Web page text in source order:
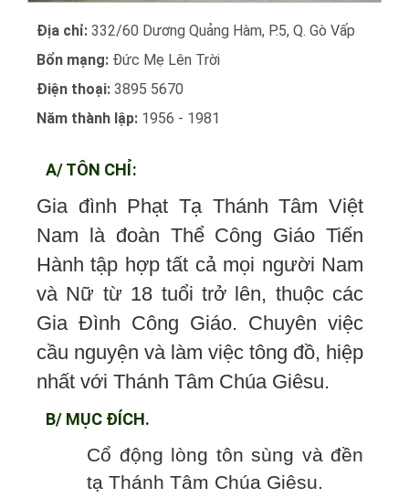
Địa chỉ: 332/60 Dương Quảng Hàm, P.5, Q. Gò Vấp
Bổn mạng: Đức Mẹ Lên Trời
Điện thoại: 3895 5670
Năm thành lập: 1956 - 1981
A/ TÔN CHỈ:
Gia đình Phạt Tạ Thánh Tâm Việt
Nam là đoàn Thể Công Giáo Tiến
Hành tập hợp tất cả mọi người Nam
và Nữ từ 18 tuổi trở lên, thuộc các
Gia Đình Công Giáo. Chuyên việc
cầu nguyện và làm việc tông đồ, hiệp
nhất với Thánh Tâm Chúa Giêsu.
B/ MỤC ĐÍCH.
Cổ động lòng tôn sùng và đền
tạ Thánh Tâm Chúa Giêsu.